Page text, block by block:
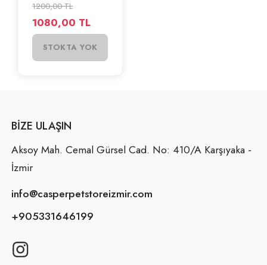
1200,00 TL
1080,00 TL
STOKTA YOK
BIZE ULAŞIN
Aksoy Mah. Cemal Gürsel Cad. No: 410/A Karşıyaka -
İzmir
info@casperpetstoreizmir.com
+905331646199